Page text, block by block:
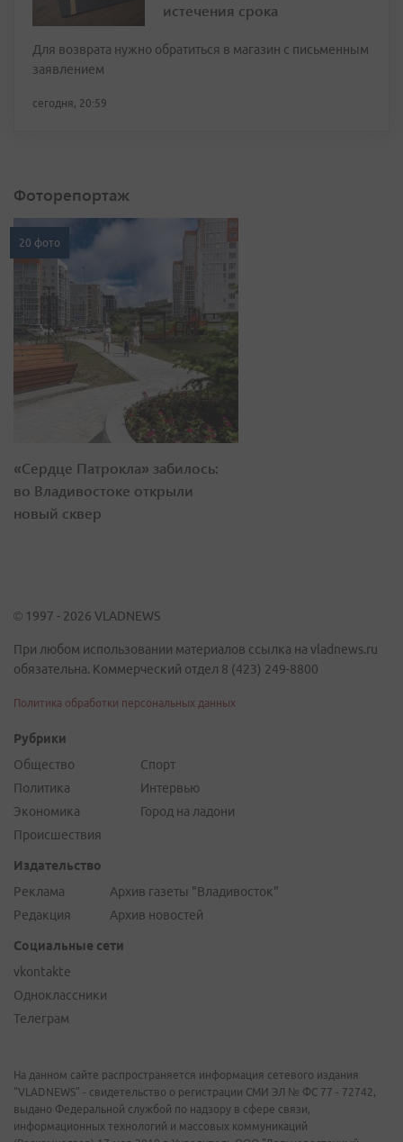
истечения срока
Для возврата нужно обратиться в магазин с письменным
заявлением
сегодня, 20:59
Фоторепортаж
20 фото
«Сердце Патрокла» забилось:
во Владивостоке открыли
новый сквер
© 1997 - 2026 VLADNEWS
При любом использовании материалов ссылка на vladnews.ru
обязательна. Коммерческий отдел 8 (423) 249-8800
Политика обработки персональных данных
Рубрики
Общество
Политика
Экономика
Происшествия
Спорт
Интервью
Город на ладони
Издательство
Реклама
Редакция
Архив газеты "Владивосток"
Архив новостей
Социальные сети
vkontakte
Одноклассники
Телеграм
На данном сайте распространяется информация сетевого издания
"VLADNEWS" - свидетельство о регистрации СМИ ЭЛ № ФС 77 - 72742,
выдано Федеральной службой по надзору в сфере связи,
информационных технологий и массовых коммуникаций